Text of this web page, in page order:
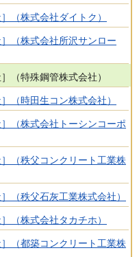
（株式会社ダイトク）
（株式会社所沢サンロー
（特殊鋼管株式会社）
（時田生コン株式会社）
（株式会社トーシンコーポ
（秩父コンクリート工業株
（秩父石灰工業株式会社）
（株式会社タカチホ）
（都築コンクリート工業株